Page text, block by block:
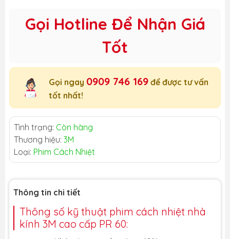
Gọi Hotline Để Nhận Giá
Tốt
Gọi ngay 0909 746 169 để được tư vấn
tốt nhất!
Tình trạng: Còn hàng
Thương hiệu: 3M
Loại: Phim Cách Nhiệt
Thông tin chi tiết
Thông số kỹ thuật phim cách nhiệt nhà
kính 3M cao cấp PR 60: